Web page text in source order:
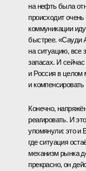
на нефть была
происходит
коммуникации
быстрее. «Сауди
на ситуацию, все
запасах. И
и Россия в целом
и
Конечно,
реагировать. И
упомянули: это и
где ситуация
механизм рынка
прекрасно, он